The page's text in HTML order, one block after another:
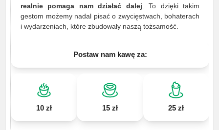
realnie pomaga nam działać dalej . To dzięki takim
gestom możemy nadal pisać o zwycięstwach, bohaterach
i wydarzeniach, które zbudowały naszą tożsamość.
Postaw nam kawę za:
10 zł 15 zł 25 zł